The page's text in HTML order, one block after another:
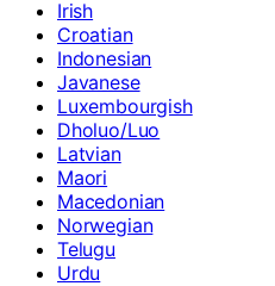
Irish
Croatian
Indonesian
Javanese
Luxembourgish
Dholuo/Luo
Latvian
Maori
Macedonian
Norwegian
Telugu
Urdu